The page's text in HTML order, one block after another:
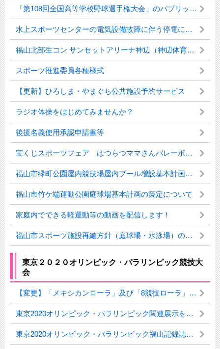
「第108回全国高等学校野球選手権大会」のパブリックビューイングの実施について
水上スポーツセンターの電気設備故障に伴う停電について
福山北部生コン サンセットアリーナ神辺（神辺体育館）
スポーツ推進委員各種様式
【更新】ひろしま・やまぐち公共施設予約サービス
ラジオ体操をはじめてみませんか？
後援名義使用承認申請書等
宝くじスポーツフェア はつらつママさんバレーボール in Fukuyamaを開催しました！
福山市緑町公園屋内競技場屋内プール増設基本計画の策定について
福山市竹ケ端運動公園庭球場基本計画の策定について
家庭内でできる軽運動等の動画を配信します！
福山市スポーツ施設再編方針（庭球場・水泳場）の策定について
東京２０２０オリンピック・パラリンピック競技大
会
【変更】「メキシカンローラ」及び「8競技ローラ」の作製及び使用について
東京2020オリンピック・パラリンピック関連展示を開催中！
東京2020オリンピック・パラリンピック福山記録誌を作成！